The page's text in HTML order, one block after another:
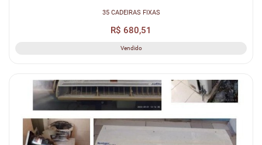
35 CADEIRAS FIXAS
R$ 680,51
Vendido